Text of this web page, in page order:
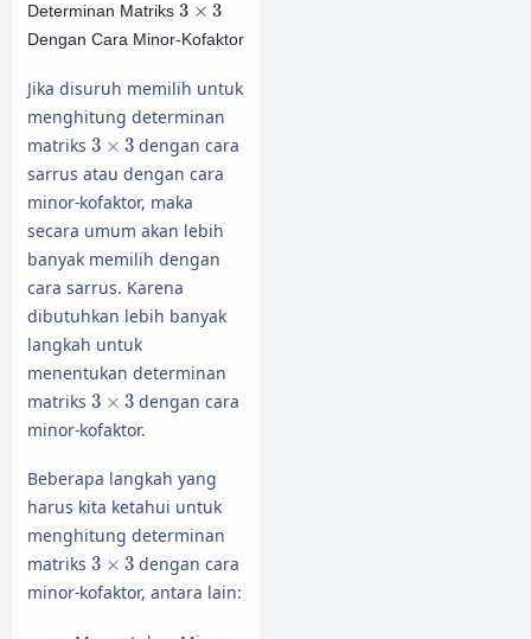
Determinan Matriks 3 × 3
Dengan Cara Minor-Kofaktor
Jika disuruh memilih untuk
menghitung determinan
matriks 3 × 3
3 ×3 dengan cara
sarrus atau dengan cara
minor-kofaktor, maka
secara umum akan lebih
banyak memilih dengan
cara sarrus. Karena
dibutuhkan lebih banyak
langkah untuk
menentukan determinan
matriks 3 × 3
3 ×3 dengan cara
minor-kofaktor.
Beberapa langkah yang
harus kita ketahui untuk
menghitung determinan
matriks 3 × 3
3 ×3 dengan cara
minor-kofaktor, antara lain: